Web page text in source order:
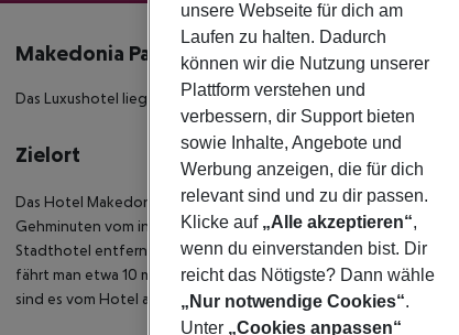
Hotelbeschreibung
Makedonia Palace
5
Das Luxushotel liegt im Stadtkern von Thessaloniki und bietet
Zielort
Das Hotel Makedonia Palace ist ideal gelegen am Meer mit
Gehminuten vom internationalen Messezentrum. Es gibt ein
Stadthotel entfernt, während der Busbahnhof nach etwa 200 m
fährt man etwa 10 min. Die archäologische Stätte Vergina
sind es vom Hotel aus etwa 15 km.
unsere Webseite für dich am
Laufen zu halten. Dadurch
können wir die Nutzung unserer
Plattform verstehen und
verbessern, dir Support bieten
sowie Inhalte, Angebote und
Werbung anzeigen, die für dich
relevant sind und zu dir passen.
Klicke auf „Alle akzeptieren“,
wenn du einverstanden bist. Dir
reicht das Nötigste? Dann wähle
„Nur notwendige Cookies“.
Unter „Cookies anpassen“